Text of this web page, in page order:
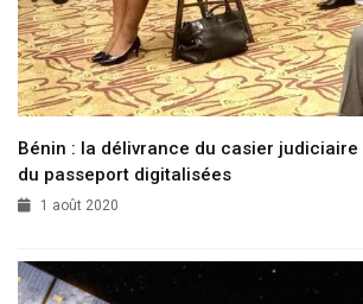
Bénin : la délivrance du casier judiciaire
du passeport digitalisées
1 août 2020